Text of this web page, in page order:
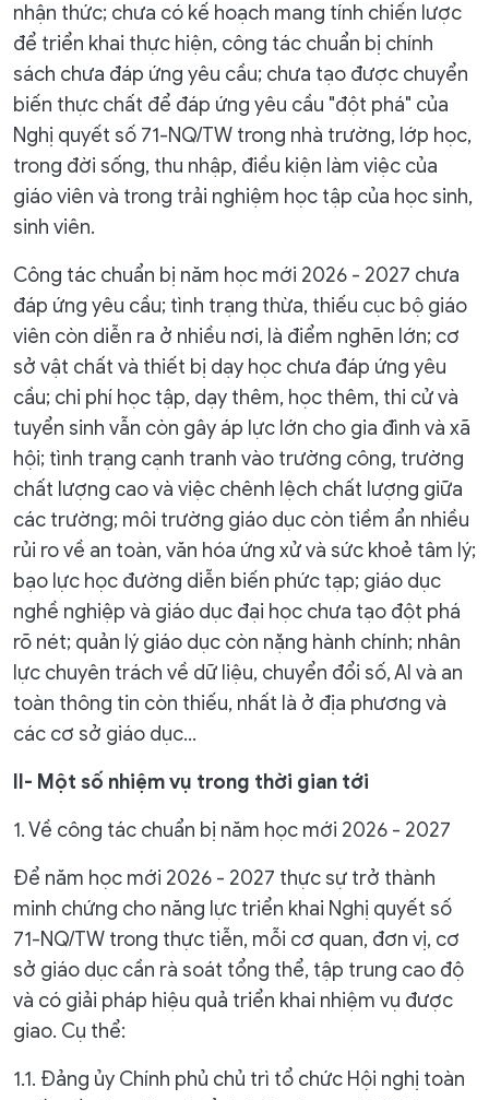
nhận thức; chưa có kế hoạch mang tính chiến lược
để triển khai thực hiện, công tác chuẩn bị chính
sách chưa đáp ứng yêu cầu; chưa tạo được chuyển
biến thực chất để đáp ứng yêu cầu "đột phá" của
Nghị quyết số 71-NQ/TW trong nhà trường, lớp học,
trong đời sống, thu nhập, điều kiện làm việc của
giáo viên và trong trải nghiệm học tập của học sinh,
sinh viên.
Công tác chuẩn bị năm học mới 2026 - 2027 chưa
đáp ứng yêu cầu; tình trạng thừa, thiếu cục bộ giáo
viên còn diễn ra ở nhiều nơi, là điểm nghẽn lớn; cơ
sở vật chất và thiết bị dạy học chưa đáp ứng yêu
cầu; chi phí học tập, dạy thêm, học thêm, thi cử và
tuyển sinh vẫn còn gây áp lực lớn cho gia đình và xã
hội; tình trạng cạnh tranh vào trường công, trường
chất lượng cao và việc chênh lệch chất lượng giữa
các trường; môi trường giáo dục còn tiềm ẩn nhiều
rủi ro về an toàn, văn hóa ứng xử và sức khoẻ tâm lý;
bạo lực học đường diễn biến phức tạp; giáo dục
nghề nghiệp và giáo dục đại học chưa tạo đột phá
rõ nét; quản lý giáo dục còn nặng hành chính; nhân
lực chuyên trách về dữ liệu, chuyển đổi số, AI và an
toàn thông tin còn thiếu, nhất là ở địa phương và
các cơ sở giáo dục…
II- Một số nhiệm vụ trong thời gian tới
1. Về công tác chuẩn bị năm học mới 2026 - 2027
Để năm học mới 2026 - 2027 thực sự trở thành
minh chứng cho năng lực triển khai Nghị quyết số
71-NQ/TW trong thực tiễn, mỗi cơ quan, đơn vị, cơ
sở giáo dục cần rà soát tổng thể, tập trung cao độ
và có giải pháp hiệu quả triển khai nhiệm vụ được
giao. Cụ thể:
1.1. Đảng ủy Chính phủ chủ trì tổ chức Hội nghị toàn